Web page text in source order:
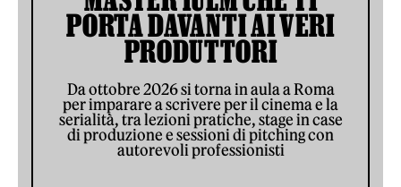
PORTA DAVANTI AI VERI
PRODUTTORI
Da ottobre 2026 si torna in aula a Roma
per imparare a scrivere per il cinema e la
serialità, tra lezioni pratiche, stage in case
di produzione e sessioni di pitching con
autorevoli professionisti